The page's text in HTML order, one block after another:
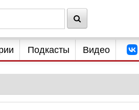
Подкасты Видео